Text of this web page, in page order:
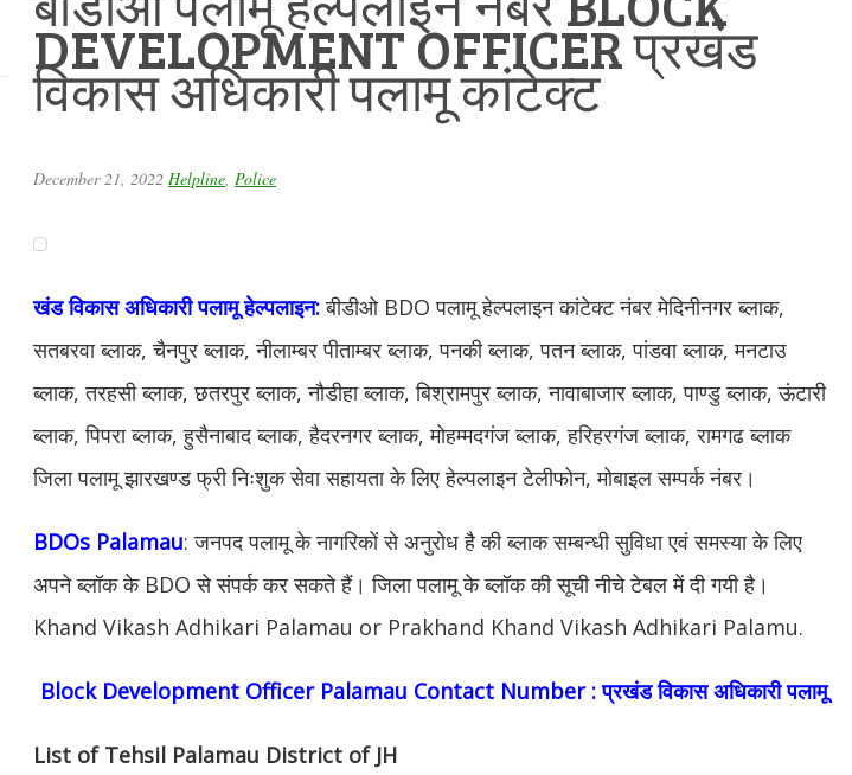
DEVELOPMENT OFFICER प्रखंड
विकास अधिकारी पलामू कांटेक्ट
December 21, 2022 Helpline Police
खंड विकास अधिकारी पलामूहेल्पलाइन:बीडीओ BDO पलामू हेल्पलाइन कांटेक्ट नंबरमेदिनीनगर ब्लाक,
सतबरवा ब्लाक, चैनपुर ब्लाक, नीलाम्बर पीताम्बर ब्लाक, पनकी ब्लाक, पतन ब्लाक, पांडवा ब्लाक, मनटाउ
ब्लाक, तरहसी ब्लाक, छतरपुर ब्लाक, नौडीहा ब्लाक, बिश्रामपुर ब्लाक, नावाबाजार ब्लाक, पाण्डु ब्लाक, ऊंटारी
ब्लाक, पिपरा ब्लाक, हुसैनाबाद ब्लाक, हैदरनगर ब्लाक, मोहम्मदगंज ब्लाक, हरिहरगंज ब्लाक, रामगढ ब्लाक
जिला पलामू झारखण्ड फ्री निःशुक सेवा सहायता के लिए हेल्पलाइन टेलीफोन, मोबाइल सम्पर्क नंबर।
BDOs Palamau: जनपदपलामूके नागरिकों से अनुरोध है की ब्लाक सम्बन्धी सुविधा एवं समस्या के लिए
अपने ब्लॉक के BDO से संपर्क कर सकते हैं। जिलापलामूके ब्लॉक की सूची नीचे टेबल में दी गयी है।
Khand Vikash Adhikari Palamau or Prakhand Khand Vikash Adhikari Palamu.
Block Development Officer Palamau Contact Number : प्रखंड विकास अधिकारीपलामू
List of Tehsil Palamau District of JH